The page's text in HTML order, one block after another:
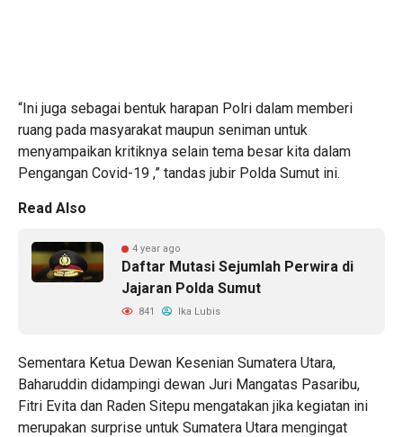
“Ini juga sebagai bentuk harapan Polri dalam memberi
ruang pada masyarakat maupun seniman untuk
menyampaikan kritiknya selain tema besar kita dalam
Pengangan Covid-19 ,” tandas jubir Polda Sumut ini.
Read Also
4 year ago
Daftar Mutasi Sejumlah Perwira di
Jajaran Polda Sumut
841 Ika Lubis
Sementara Ketua Dewan Kesenian Sumatera Utara,
Baharuddin didampingi dewan Juri Mangatas Pasaribu,
Fitri Evita dan Raden Sitepu mengatakan jika kegiatan ini
merupakan surprise untuk Sumatera Utara mengingat